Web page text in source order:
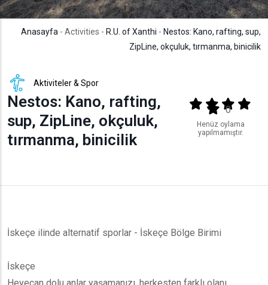
Anasayfa - Activities - R.U. of Xanthi - Nestos: Kano, rafting, sup,
ZipLine, okçuluk, tırmanma, binicilik
Aktiviteler & Spor
Nestos: Kano, rafting,
sup, ZipLine, okçuluk,
tırmanma, binicilik
Output format
(star)(star)(star)
(star)
0
Henüz oylama
yapılmamıştır.
İskeçe ilinde alternatif sporlar - İskeçe Bölge Birimi
İskeçe